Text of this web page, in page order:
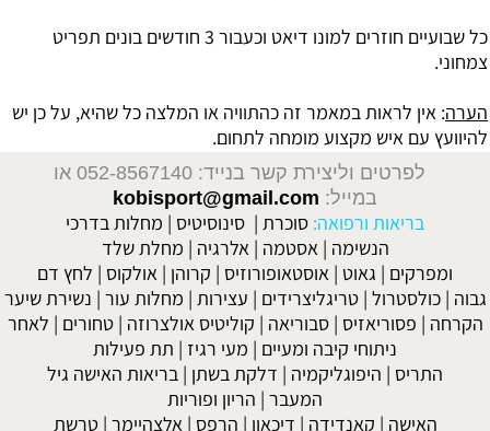
כל שבועיים חוזרים למונו דיאט וכעבור 3 חודשים בונים תפריט
צמחוני.
הערה: אין לראות במאמר זה כהתוויה או המלצה כל שהיא, על כן יש
להיוועץ עם איש מקצוע מומחה לתחום.
לפרטים וליצירת קשר בנייד: 052-8567140
או
במייל: kobisport@gmail.com
בריאות ורפואה: סוכרת | סינוסיטיס | מחלות בדרכי
הנשימה | אסטמה | אלרגיה | מחלת שלד
ומפרקים | גאוט | אוסטאופורוזיס | קרוהן | אולקוס | לחץ דם
גבוה |כולסטרול |טריגליצרידים | עצירות | מחלות עור | נשירת שיער
הקרחה | פסוריאזיס |סבוריאה | קוליטיס אולצרוזה |טחורים | לאחר
ניתוחי קיבה ומעיים | מעי רגיז | תת פעילות
התריס | היפוגליקמיה | דלקת בשתן | בריאות האישה גיל
המעבר | הריון ופוריות
האישה | קאנדידה | דיכאון | הרפס | אלצהיימר |טרשת